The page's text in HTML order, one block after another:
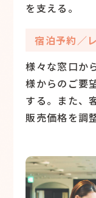
を支える。
宿泊予約／
様々な窓口か
様からのご要
する。また、
販売価格を調